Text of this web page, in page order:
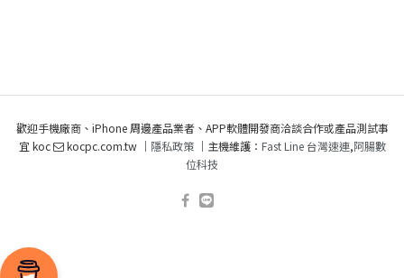
歡迎手機廠商、iPhone 周邊產品業者、APP軟體開發商洽談合作或產品測試事
宜 koc
kocpc.com.tw ｜ 隱私政策｜主機維護： Fast Line 台灣速連,阿腸數
位科技